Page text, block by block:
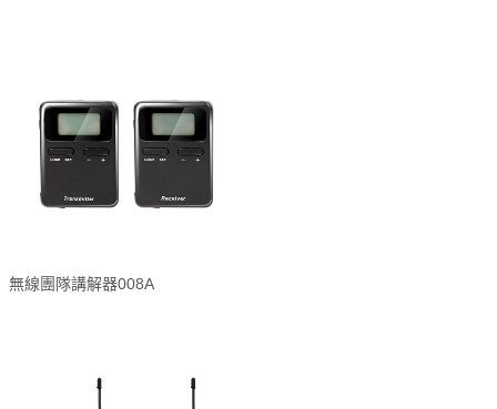
無線團隊講解器008A